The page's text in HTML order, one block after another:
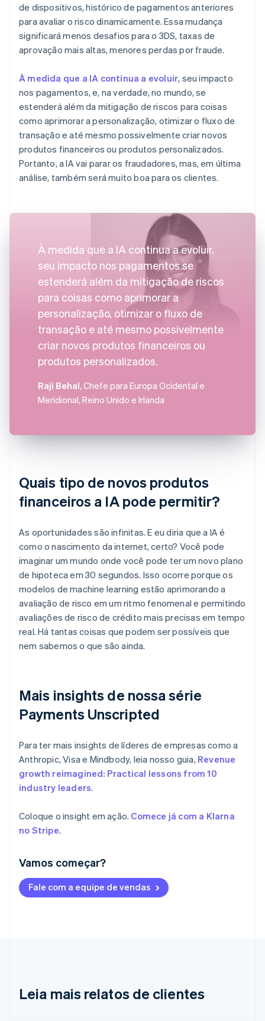
Vamos começar?
Fale com a equipe de vendas
de dispositivos, histórico de pagamentos anteriores
para avaliar o risco dinamicamente. Essa mudança
significará menos desafios para o 3DS, taxas de
aprovação mais altas, menores perdas por fraude.
À medida que a IA continua a evoluir, seu impacto
nos pagamentos, e, na verdade, no mundo, se
estenderá além da mitigação de riscos para coisas
como aprimorar a personalização, otimizar o fluxo de
transação e até mesmo possivelmente criar novos
produtos financeiros ou produtos personalizados.
Portanto, a IA vai parar os fraudadores, mas, em última
análise, também será muito boa para os clientes.
À medida que a IA continua a evoluir,
seu impacto nos pagamentos se
estenderá além da mitigação de riscos
para coisas como aprimorar a
personalização, otimizar o fluxo de
transação e até mesmo possivelmente
criar novos produtos financeiros ou
produtos personalizados.
Raji Behal, Chefe para Europa Ocidental e
Meridional, Reino Unido e Irlanda
Quais tipo de novos produtos
financeiros a IA pode permitir?
As oportunidades são infinitas. E eu diria que a IA é
como o nascimento da internet, certo? Você pode
imaginar um mundo onde você pode ter um novo plano
de hipoteca em 30 segundos. Isso ocorre porque os
modelos de machine learning estão aprimorando a
avaliação de risco em um ritmo fenomenal e permitindo
avaliações de risco de crédito mais precisas em tempo
real. Há tantas coisas que podem ser possíveis que
nem sabemos o que são ainda.
Mais insights de nossa série
Payments Unscripted
Para ter mais insights de líderes de empresas como a
Anthropic, Visa e Mindbody, leia nosso guia, Revenue
growth reimagined: Practical lessons from 10
industry leaders.
Coloque o insight em ação. Comece já com a Klarna
no Stripe.
Leia mais relatos de clientes
DeutschEnglish
Austrália
Bulgária